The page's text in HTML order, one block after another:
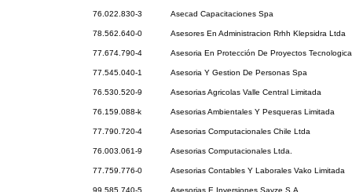
76.022.830-3 Asecad Capacitaciones Spa
78.562.640-0 Asesores En Administracion Rrhh Klepsidra Ltda
77.674.790-4 Asesoria En Protección De Proyectos
77.545.040-1 Asesoria Y Gestion De Personas Spa
76.530.520-9 Asesorias Agricolas Valle Central Limitada
76.159.088-k Asesorias Ambientales Y Pesqueras Limitada
77.790.720-4 Asesorias Computacionales Chile Ltda
76.003.061-9 Asesorias Computacionales Ltda.
77.759.776-0 Asesorias Contables Y Laborales Vako Limitada
99.585.740-5 Asesorias E Inversiones Sayze S.A